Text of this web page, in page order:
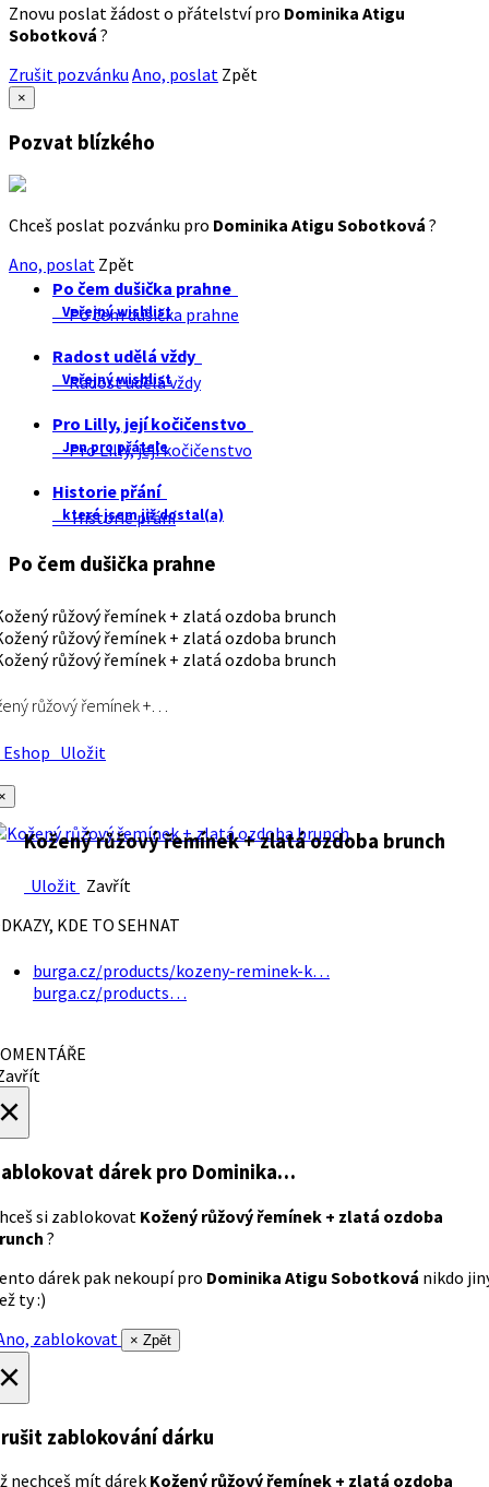
Znovu poslat žádost o přátelství pro Dominika Atigu
Sobotková ?
Zrušit pozvánku Ano, poslat Zpět
×
Pozvat blízkého
Chceš poslat pozvánku pro Dominika Atigu Sobotková ?
Ano, poslat Zpět
Po čem dušička prahne
Veřejný wishlist
Po čem dušička prahne
Radost udělá vždy
Veřejný wishlist
Radost udělá vždy
Pro Lilly, její kočičenstvo
Jen pro přátele
Pro Lilly, její kočičenstvo
Historie přání
které jsem již dostal(a)
Historie přání
Po čem dušička prahne
růžový řemínek +…
Uložit
Kožený růžový řemínek + zlatá ozdoba brunch
Uložit Zavřít
KDE TO SEHNAT
burga.cz/products/kozeny-reminek-k…
burga.cz/products…
dárek pro Dominika…
si zablokovat Kožený růžový řemínek + zlatá ozdoba
?
dárek pak nekoupí pro Dominika Atigu Sobotková nikdo
ty :)
zablokovat
× Zpět
zablokování dárku
nechceš mít dárek Kožený růžový řemínek + zlatá ozdoba